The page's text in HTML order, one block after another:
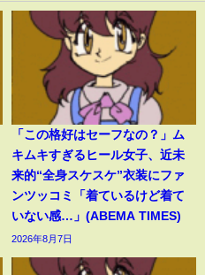
「この格好はセーフなの？」ム
キムキすぎるヒール女子、近未
来的“全身スケスケ”衣装にファ
ンツッコミ「着ているけど着て
いない感…」(ABEMA TIMES)
2026年8月7日